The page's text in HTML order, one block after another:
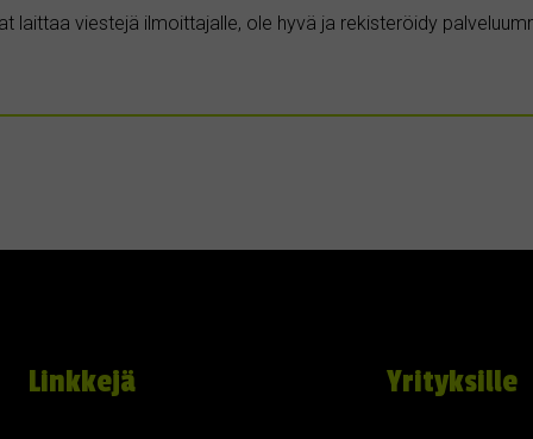
laittaa viestejä ilmoittajalle, ole hyvä ja rekisteröidy
Linkkejä Yrityksille